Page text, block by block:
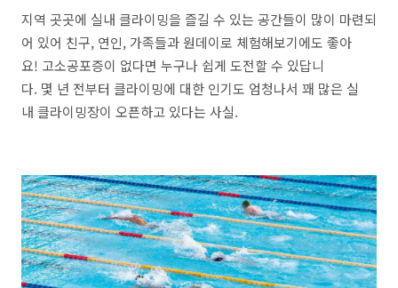
지역 곳곳에 실내 클라이밍을 즐길 수 있는 공간들이 많이 마련되
어 있어 친구, 연인, 가족들과 원데이로 체험해보기에도 좋아
요! 고소공포증이 없다면 누구나 쉽게 도전할 수 있답니
다. 몇 년 전부터 클라이밍에 대한 인기도 엄청나서 꽤 많은 실
내 클라이밍장이 오픈하고 있다는 사실.